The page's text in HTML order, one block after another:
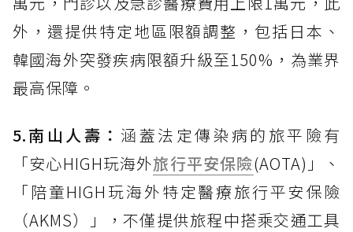
外，還提供特定地區限額調整，包括日本、
韓國海外突發疾病限額升級至150%，為業界
最高保障。
5.南山人壽： 涵蓋法定傳染病的旅平險有
「安心HIGH玩海外旅行平安保險(AOTA)」、
「陪童HIGH玩海外特定醫療旅行平安保險
（AKMS）」，不僅提供旅程中搭乘交通工具